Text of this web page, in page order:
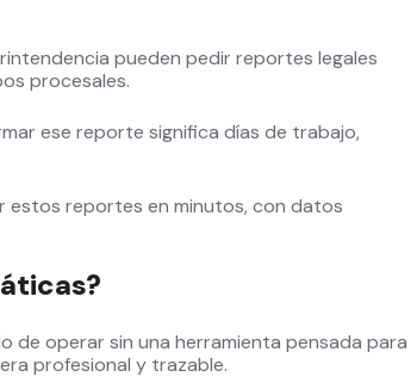
pueden pedir reportes legales
procesales.
ese reporte significa días de trabajo,
estos reportes en minutos, con datos
de operar sin una herramienta pensada para
profesional y trazable.